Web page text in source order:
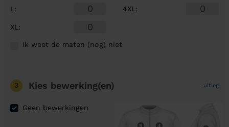
L :
XL :
4XL :
Ik weet de maten (nog) niet
3 Kies bewerking(en) uitleg
Geen bewerkingen